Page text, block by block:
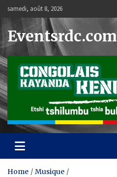
content
samedi, août 8, 2026
Eventsrdc.com
Home
Musique